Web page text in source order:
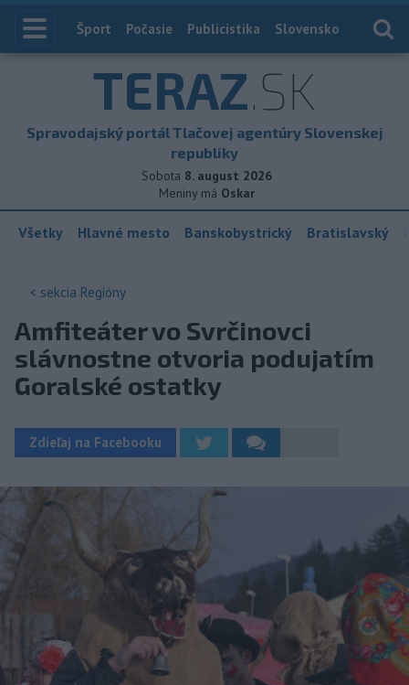
Index
Šport Počasie Publicistika Slovensko
TERAZ.SK
Spravodajský portál Tlačovej agentúry Slovenskej
republiky
Sobota 8. august 2026
Meniny má Oskar
Všetky Hlavné mesto Banskobystrický Bratislavský
< sekcia Regióny
Amfiteáter vo Svrčinovci
slávnostne otvoria podujatím
Goralské ostatky
Zdieľaj na Facebooku